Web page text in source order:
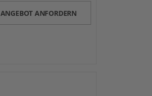
ANGEBOT ANFORDERN